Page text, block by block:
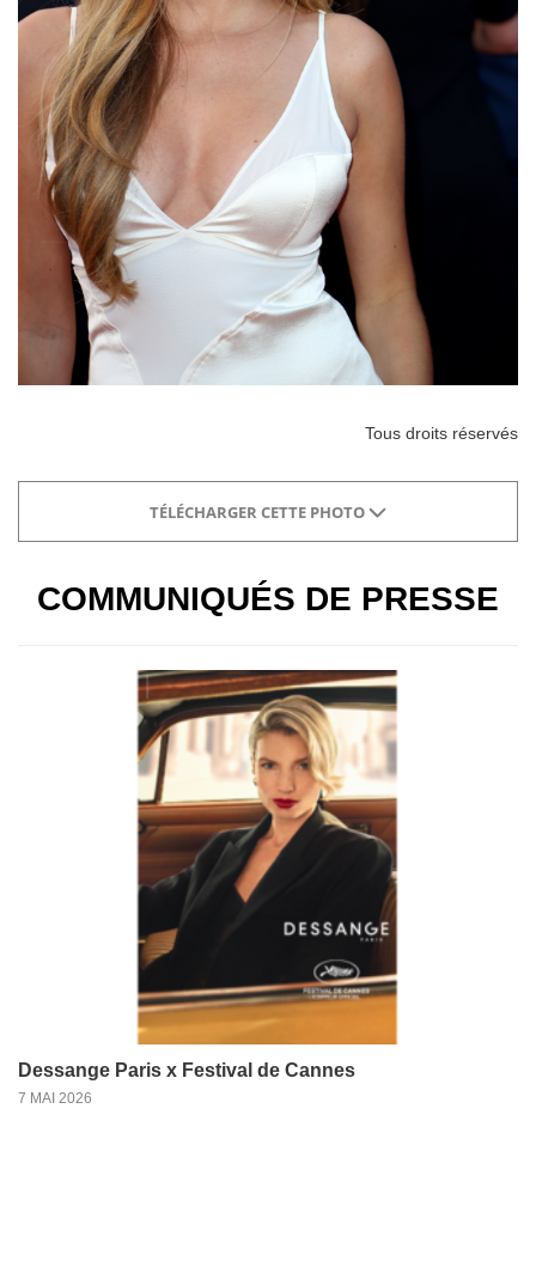
Tous droits réservés
TÉLÉCHARGER CETTE PHOTO
COMMUNIQUÉS DE PRESSE
Dessange Paris x Festival de Cannes
7 MAI 2026